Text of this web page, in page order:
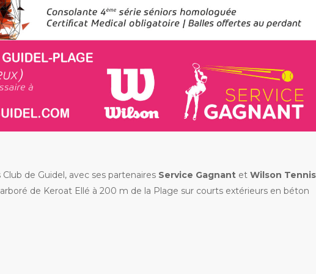
de Guidel, avec ses partenaires Service Gagnant etWilson Tennis
de Keroat Ellé à 200 m de la Plage sur courts extérieurs en béton